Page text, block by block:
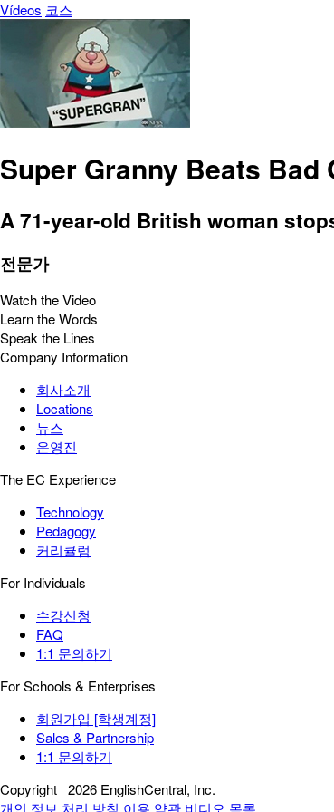
Vídeos 코스
Super Granny Beats Bad
A 71-year-old British woman
전문가
Watch the Video
Learn the Words
Speak the Lines
Company Information
회사소개
Locations
뉴스
운영진
The EC Experience
Technology
Pedagogy
커리큘럼
For Individuals
수강신청
FAQ
1:1 문의하기
For Schools & Enterprises
회원가입 [학생계정]
Sales & Partnership
1:1 문의하기
Copyright 2026 EnglishCentral, Inc.